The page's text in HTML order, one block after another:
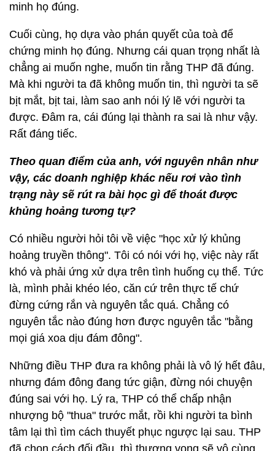
minh họ đúng.
Cuối cùng, họ dựa vào phán quyết của toà để
chứng minh họ đúng. Nhưng cái quan trọng nhất là
chẳng ai muốn nghe, muốn tin rằng THP đã đúng.
Mà khi người ta đã không muốn tin, thì người ta sẽ
bịt mắt, bịt tai, làm sao anh nói lý lẽ với người ta
được. Đâm ra, cái đúng lại thành ra sai là như vậy.
Rất đáng tiếc.
Theo quan điểm của anh, với nguyên nhân như
vậy, các doanh nghiệp khác nếu rơi vào tình
trạng này sẽ rút ra bài học gì để thoát được
khủng hoảng tương tự?
Có nhiều người hỏi tôi về việc "học xử lý khủng
hoảng truyền thông". Tôi có nói với họ, việc này rất
khó và phải ứng xử dựa trên tình huống cụ thể. Tức
là, mình phải khéo léo, căn cứ trên thực tế chứ
đừng cứng rắn và nguyên tắc quá. Chẳng có
nguyên tắc nào đúng hơn được nguyên tắc "bằng
mọi giá xoa dịu đám đông".
Những điều THP đưa ra không phải là vô lý hết đâu,
nhưng đám đông đang tức giận, đừng nói chuyện
đúng sai với họ. Lý ra, THP có thể chấp nhận
nhượng bộ "thua" trước mắt, rồi khi người ta bình
tâm lại thì tìm cách thuyết phục ngược lại sau. THP
đã chọn cách đối đầu, thì thương vong sẽ vô cùng